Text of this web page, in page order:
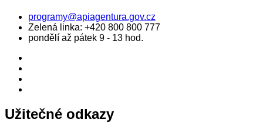
programy@apiagentura.gov.cz
Zelená linka: +420 800 800 777
pondělí až pátek 9 - 13 hod.
Užitečné odkazy